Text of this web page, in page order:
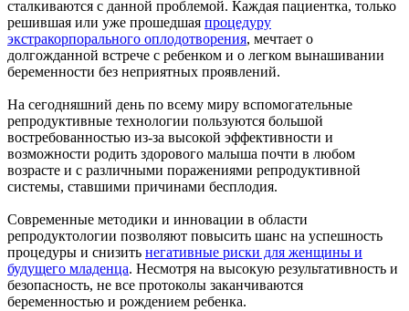
сталкиваются с данной проблемой. Каждая пациентка, только
решившая или уже прошедшая процедуру
экстракорпорального оплодотворения, мечтает о
долгожданной встрече с ребенком и о легком вынашивании
беременности без неприятных проявлений.
На сегодняшний день по всему миру вспомогательные
репродуктивные технологии пользуются большой
востребованностью из-за высокой эффективности и
возможности родить здорового малыша почти в любом
возрасте и с различными поражениями репродуктивной
системы, ставшими причинами бесплодия.
Современные методики и инновации в области
репродуктологии позволяют повысить шанс на успешность
процедуры и снизить негативные риски для женщины и
будущего младенца. Несмотря на высокую результативность и
безопасность, не все протоколы заканчиваются
беременностью и рождением ребенка.